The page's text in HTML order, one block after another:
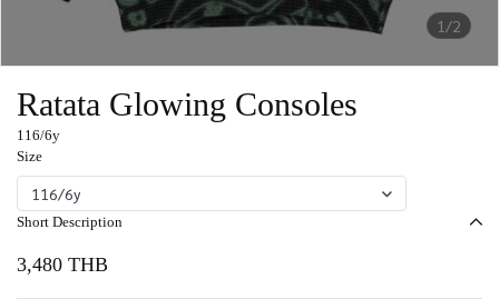
1/2
Ratata Glowing Consoles
116/6y
Size
116/6y
Short Description
3,480 THB